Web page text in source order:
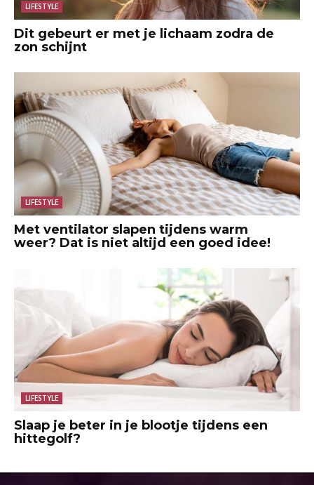
LIFESTYLE
Dit gebeurt er met je lichaam zodra de
zon schijnt
LIFESTYLE
Met ventilator slapen tijdens warm
weer? Dat is niet altijd een goed idee!
LIFESTYLE
Slaap je beter in je blootje tijdens een
hittegolf?